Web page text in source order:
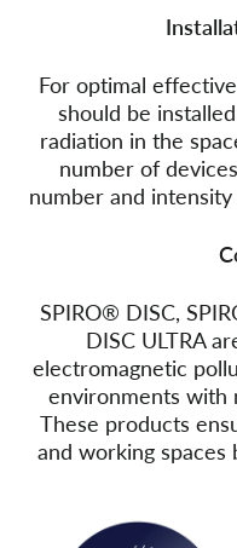
For optimal
should be
radiation in the
number of
number and
SPIRO® DISC,
DISC ULTRA
electromagnetic
environments with
These products
and working